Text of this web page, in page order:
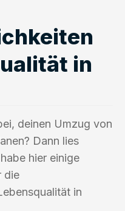
in
deinen Umzug von
Dann lies
hier einige
die
in